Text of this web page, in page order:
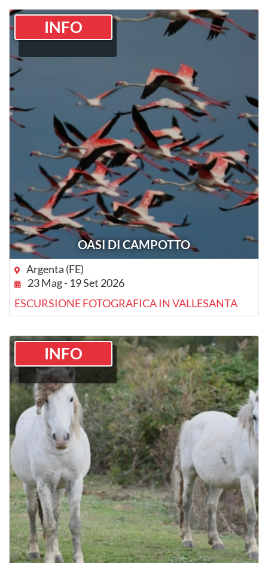
OASI DI CAMPOTTO
INFO
Argenta (FE)
23 Mag - 19 Set 2026
ESCURSIONE FOTOGRAFICA IN VALLESANTA
INFO